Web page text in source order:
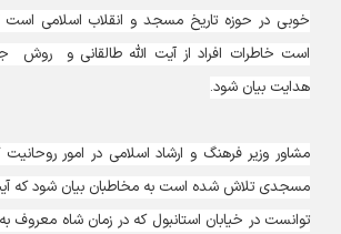
خوبی در حوزه تاریخ مسجد و انقلاب اسلامی
است خاطرات افراد از آیت الله طالقانی و روش
هدایت بیان شود.
مشاور وزیر فرهنگ و ارشاد اسلامی در امور
مسجدی تلاش شده است به مخاطبان بیان شود که آیت
توانست در خیابان استانبول که در زمان شاه معروف